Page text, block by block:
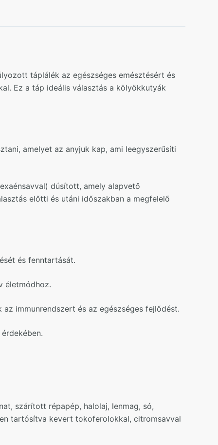
táplálék az egészséges emésztésért és
Ez a táp ideális választás a kölyökkutyák
amelyet az anyjuk kap, ami leegyszerűsíti
dúsított, amely alapvető
előtti és utáni időszakban a megfelelő
és fenntartását.
életmódhoz.
immunrendszert és az egészséges fejlődést.
szárított répapép, halolaj, lenmag, só,
tartósítva kevert tokoferolokkal, citromsavval